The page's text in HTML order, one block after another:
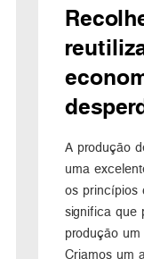
A produção
uma
os princípios
significa que
produção
Criamos um